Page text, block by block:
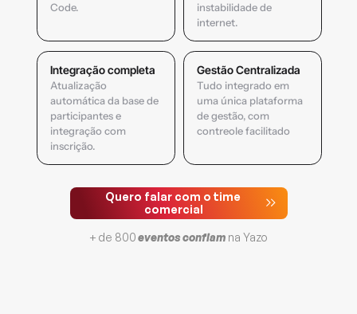
Code.
instabilidade de
internet.
Integração completa
Atualização
automática da base de
participantes e
integração com
inscrição.
Gestão Centralizada
Tudo integrado em
uma única plataforma
de gestão, com
contreole facilitado
Quero falar com o time
comercial
+ de 800 eventos confiam na Yazo